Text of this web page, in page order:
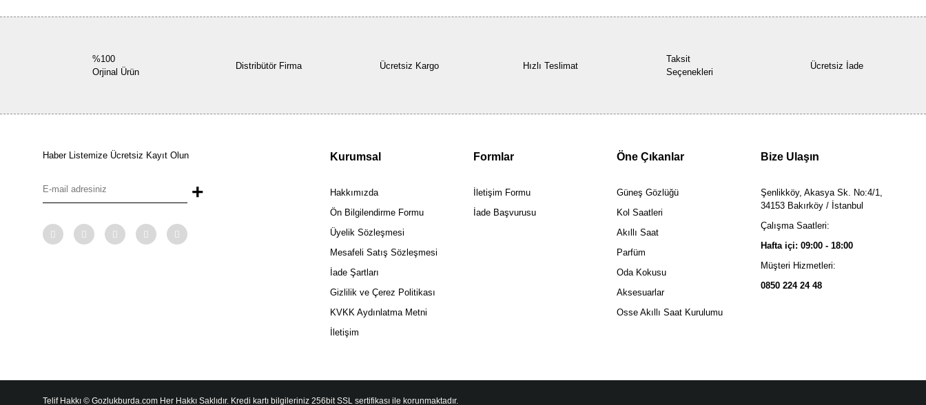
%100
Orjinal Ürün
Distribütör Firma Ücretsiz Kargo Hızlı Teslimat
Taksit
Seçenekleri
Ücretsiz İade
Haber Listemize Ücretsiz Kayıt Olun
+
Kurumsal
Hakkımızda
Ön Bilgilendirme Formu
Üyelik Sözleşmesi
Mesafeli Satış Sözleşmesi
İade Şartları
Gizlilik ve Çerez Politikası
KVKK Aydınlatma Metni
İletişim
Formlar
İletişim Formu
İade Başvurusu
Öne Çıkanlar
Güneş Gözlüğü
Kol Saatleri
Akıllı Saat
Parfüm
Oda Kokusu
Aksesuarlar
Osse Akıllı Saat Kurulumu
Bize Ulaşın
Şenlikköy, Akasya Sk. No:4/1,
34153 Bakırköy / İstanbul
Çalışma Saatleri:
Hafta içi: 09:00 - 18:00
Müşteri Hizmetleri:
0850 224 24 48
Telif Hakkı © Gozlukburda.com Her Hakkı Saklıdır. Kredi kartı bilgileriniz 256bit SSL sertifikası ile korunmaktadır.